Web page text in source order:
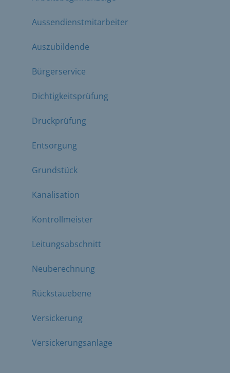
Aussendienstmitarbeiter
Auszubildende
Bürgerservice
Dichtigkeitsprüfung
Druckprüfung
Entsorgung
Grundstück
Kanalisation
Kontrollmeister
Leitungsabschnitt
Neuberechnung
Rückstauebene
Versickerung
Versickerungsanlage